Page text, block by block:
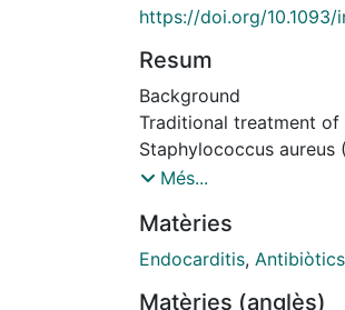
https://doi.org/
Resum
Background
Traditional treatment
Staphylococcus aureus
is based on cloxacillin/
daptomycin, have been
no clinical trials
Més...
Matèries
Endocarditis, Antibiòtics
Matèries (anglès)